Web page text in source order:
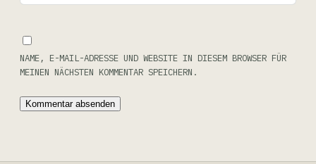
NAME, E-MAIL-ADRESSE UND WEBSITE IN DIESEM BROWSER FÜR
MEINEN NÄCHSTEN KOMMENTAR SPEICHERN.